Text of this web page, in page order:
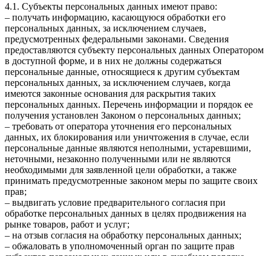
4.1. Субъекты персональных данных имеют право:
– получать информацию, касающуюся обработки его
персональных данных, за исключением случаев,
предусмотренных федеральными законами. Сведения
предоставляются субъекту персональных данных Оператором
в доступной форме, и в них не должны содержаться
персональные данные, относящиеся к другим субъектам
персональных данных, за исключением случаев, когда
имеются законные основания для раскрытия таких
персональных данных. Перечень информации и порядок ее
получения установлен Законом о персональных данных;
– требовать от оператора уточнения его персональных
данных, их блокирования или уничтожения в случае, если
персональные данные являются неполными, устаревшими,
неточными, незаконно полученными или не являются
необходимыми для заявленной цели обработки, а также
принимать предусмотренные законом меры по защите своих
прав;
– выдвигать условие предварительного согласия при
обработке персональных данных в целях продвижения на
рынке товаров, работ и услуг;
– на отзыв согласия на обработку персональных данных;
– обжаловать в уполномоченный орган по защите прав